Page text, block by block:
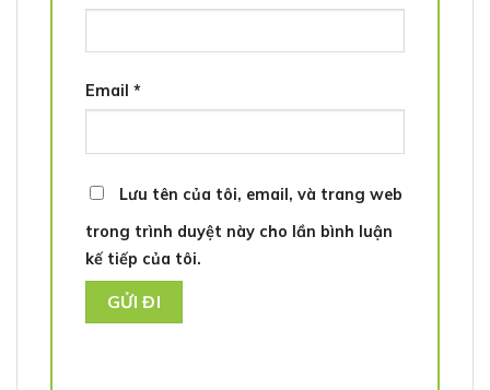
Email *
Lưu tên của tôi, email, và trang web
trong trình duyệt này cho lần bình luận
kế tiếp của tôi.